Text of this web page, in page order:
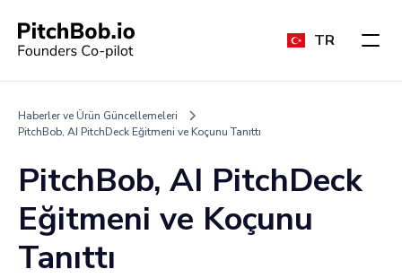
TR
Haberler ve Ürün Güncellemeleri
PitchBob, AI PitchDeck Eğitmeni ve Koçunu Tanıttı
PitchBob, AI PitchDeck
Eğitmeni ve Koçunu
Tanıttı